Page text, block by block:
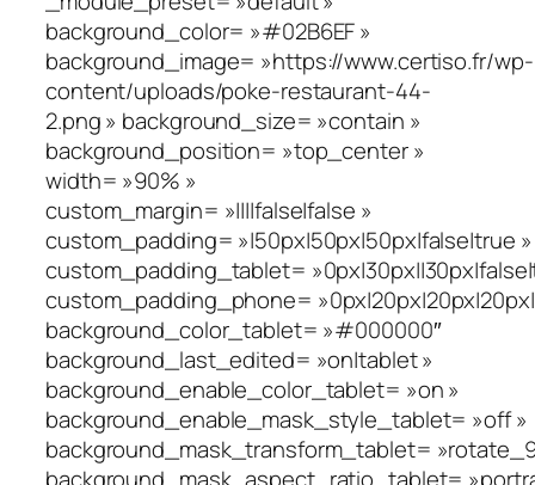
background_color= »#02B6EF »
background_image= »https://www.certiso.fr/wp-
content/uploads/poke-restaurant-44-
2.png » background_size= »contain »
background_position= »top_center »
width= »90% »
custom_margin= »||||false|false »
custom_padding= »|50px|50px|50px|false|true »
custom_padding_tablet=
custom_padding_phone=
background_color_tablet= »#000000″
background_last_edited= »on|tablet »
background_enable_color_tablet= »on »
background_enable_mask_style_tablet= »off »
background_mask_transform_tablet=